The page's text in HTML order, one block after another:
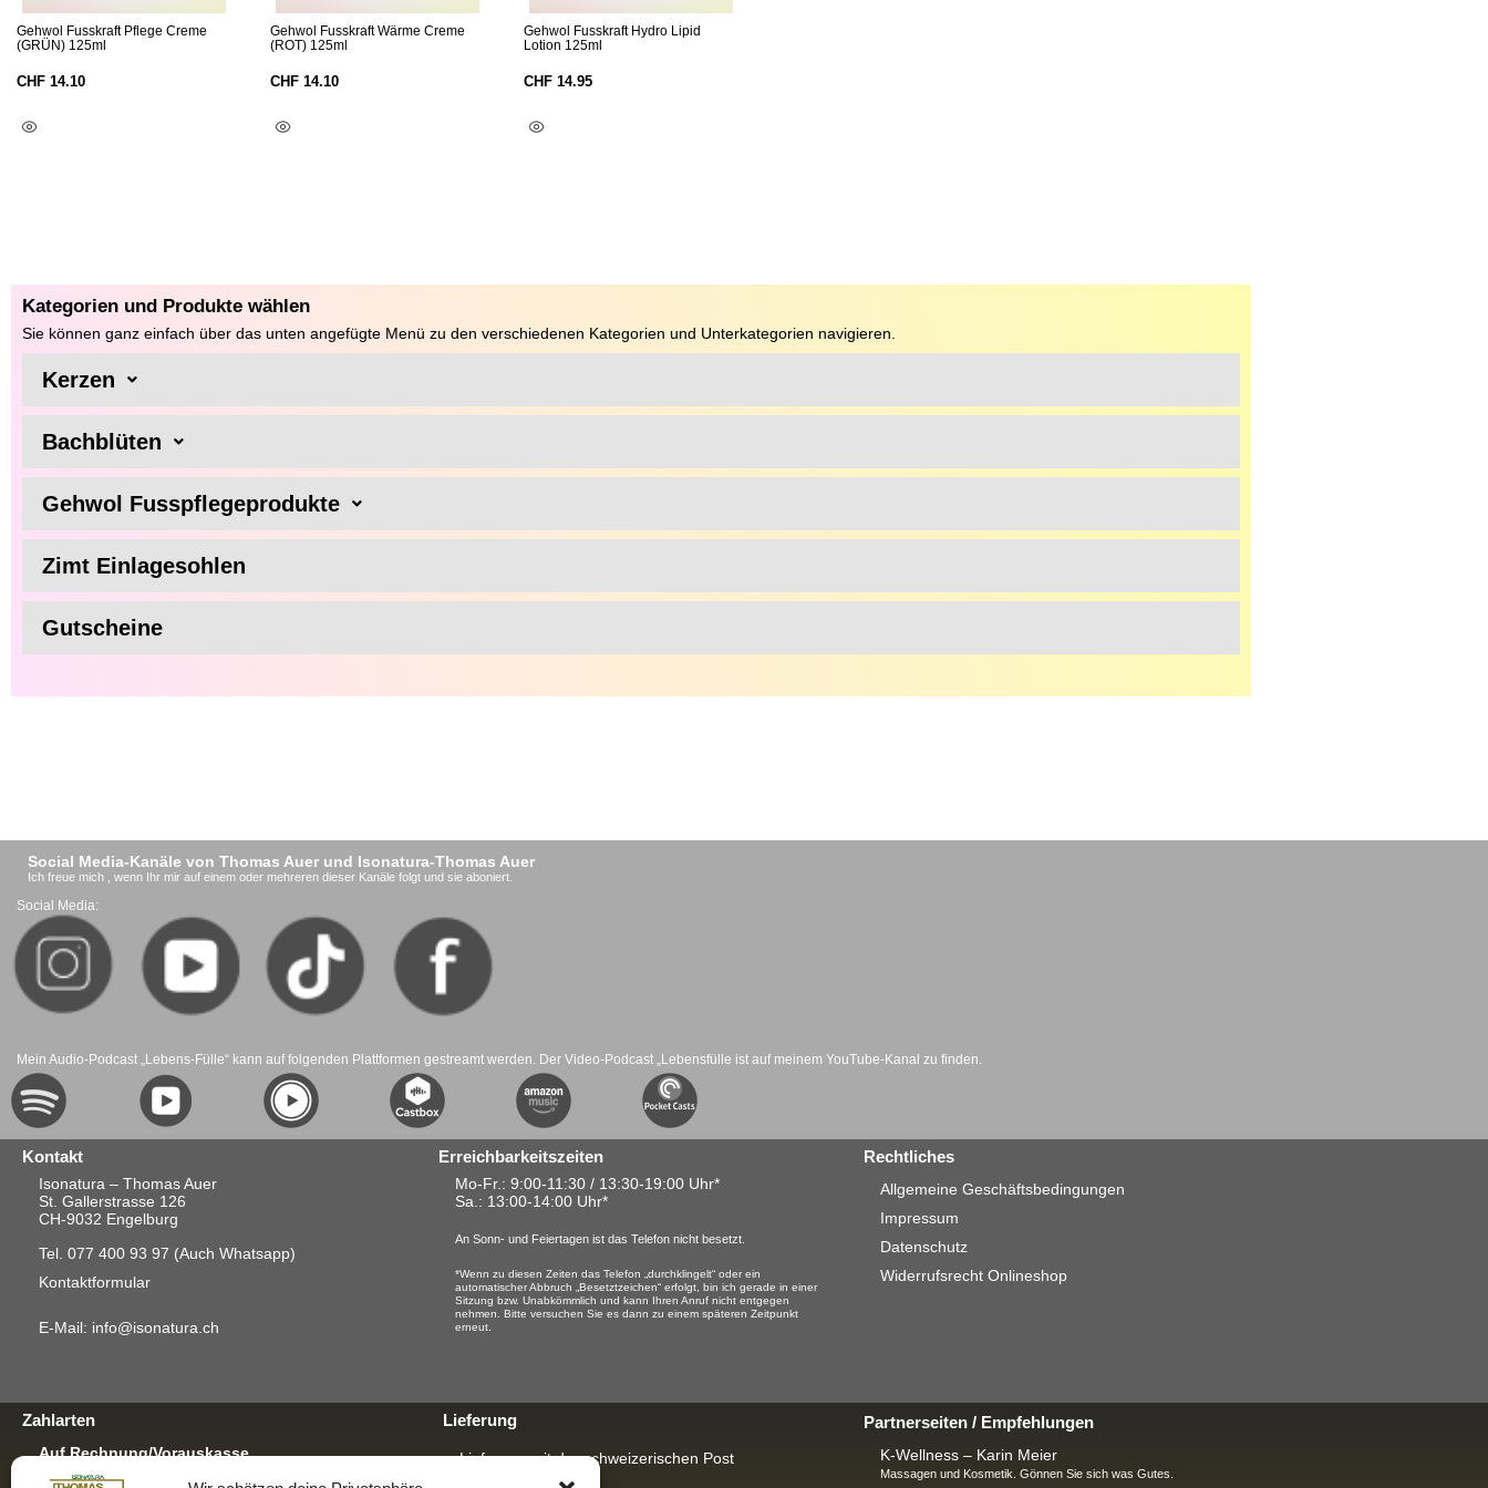
Gehwol Fusskraft Pflege Creme
(GRÜN) 125ml
CHF 14.10
Gehwol Fusskraft Wärme Creme
(ROT) 125ml
CHF 14.10
Gehwol Fusskraft Hydro Lipid
Lotion 125ml
CHF 14.95
Kategorien und Produkte wählen
Sie können ganz einfach über das unten angefügte Menü zu den verschiedenen Kategorien und Unterkategorien navigieren.
Kerzen
Bachblüten
Gehwol Fusspflegeprodukte
Zimt Einlagesohlen
Gutscheine
Social Media-Kanäle von Thomas Auer und Isonatura-Thomas Auer
Ich freue mich , wenn Ihr mir auf einem oder mehreren dieser Kanäle folgt und sie aboniert.
Social Media:
Mein Audio-Podcast „Lebens-Fülle“ kann auf folgenden Plattformen gestreamt werden. Der Video-Podcast „Lebensfülle ist auf meinem YouTube-Kanal zu finden.
Kontakt
Isonatura – Thomas Auer
St. Gallerstrasse 126
CH-9032 Engelburg
Tel. 077 400 93 97 (Auch Whatsapp)
Kontaktformular
E-Mail: info@isonatura.ch
Erreichbarkeitszeiten
Mo-Fr.: 9:00-11:30 / 13:30-19:00 Uhr*
Sa. : 13:00-14:00 Uhr*
An Sonn- und Feiertagen ist das Telefon nicht besetzt.
*Wenn zu diesen Zeiten das Telefon „durchklingelt“ oder ein
automatischer Abbruch „Besetztzeichen“ erfolgt, bin ich gerade in einer
Sitzung bzw. Unabkömmlich und kann Ihren Anruf nicht entgegen
nehmen. Bitte versuchen Sie es dann zu einem späteren Zeitpunkt
erneut.
Rechtliches
Allgemeine Geschäftsbedingungen
Impressum
Datenschutz
Widerrufsrecht Onlineshop
Zahlarten
Auf Rechnung/Vorauskasse
Lieferung
Lieferung mit der schweizerischen Post
Partnerseiten / Empfehlungen
K-Wellness – Karin Meier
Massagen und Kosmetik. Gönnen Sie sich was Gutes.